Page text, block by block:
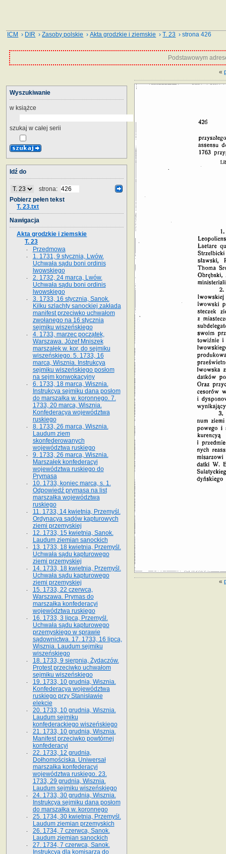
ICM › DIR ›Zasoby polskie ›Akta grodzkie i ziemskie ›T. 23 › strona 426
Podstawowym
«
«
Wyszukiwanie
w książce
szukaj w całej serii
Idź do
strona:
Pobierz pełen tekst
T. 23.txt
Nawigacja
Akta grodzkie i ziemskie
T. 23
Przedmowa
1. 1731, 9 stycznia, Lwów.
Uchwała sądu boni ordinis
lwowskiego
2. 1732, 24 marca, Lwów.
Uchwała sądu boni ordinis
lwowskiego
3. 1733, 16 stycznia, Sanok.
Kilku szlachty sanockiej zakłada
manifest przeciwko uchwałom
zwołanego na 16 stycz­nia
sejmiku wiszeńskiego
4. 1733, marzec początek,
Warszawa. Józef Mniszek
marszałek w. kor. do sejmiku
wiszeńskiego. 5. 1733, 16
marca, Wisznia. Instrukcya
sejmiku wiszeńskiego posłom
na sejm konwokacyjny
6. 1733, 18 marca, Wisznia.
Instrukcya sejmiku dana posłom
do marszałka w. koronnego. 7.
1733, 20 marca, Wisznia.
Konfederacya województwa
ruskiego
8. 1733, 26 marca, Wisznia.
Laudum ziem
skonfederowanych
województwa ruskiego
9. 1733, 26 marca, Wisznia.
Marszałek konfederacyi
województwa ruskiego do
Prymasa
10. 1733, koniec marca, s. 1.
Odpowiedź prymasa na list
marszałka województwa
ruskiego
11. 1733, 14 kwietnia, Przemyśl.
Ordynacya sądów kapturowych
ziemi przemyskiej
12. 1733, 15 kwietnia, Sanok.
Laudum ziemian sanockich
13. 1733, 18 kwietnia, Przemyśl.
Uchwała sądu kapturowego
ziemi przemyskiej
14. 1733, 18 kwietnia, Przemyśl.
Uchwała sądu kapturowego
ziemi przemyskiej
15. 1733, 22 czerwca,
Warszawa. Prymas do
marszałka konfederacyi
województwa ruskiego
16. 1733, 3 lipca, Przemyśl.
Uchwała sądu kapturowego
przemyskiego w sprawie
sądownictwa. 17. 1733, 16 lipca,
Wisznia. Laudum sejmiku
wiszeńskiego
18. 1733, 9 sierpnia, Żydaczów.
Protest przeciwko uchwałom
sejmiku wiszeńskiego
19. 1733, 10 grudnia, Wisznia.
Konfederacya województwa
ruskiego przy Stanisławie
elekcie
20. 1733, 10 grudnia, Wisznia.
Laudum sejmiku
konfederackiego wiszeńskiego
21. 1733, 10 grudnia, Wisznia.
Manifest przeciwko powtórnej
konfederacyi
22. 1733, 12 grudnia,
Dołhomościska. Uniwersał
marszałka konfederacyi
województwa ruskiego. 23.
1733, 29 grudnia, Wisznia.
Laudum sejmiku wiszeńskiego
24. 1733, 30 grudnia, Wisznia.
Instrukcya sejmiku dana posłom
do marszałka w. koronnego
25. 1734, 30 kwietnia, Przemyśl.
Laudum ziemian przemyskich
26. 1734, 7 czerwca, Sanok.
Laudum ziemian sanockich
27. 1734, 7 czerwca, Sanok.
Instrukcya dla komisarza do